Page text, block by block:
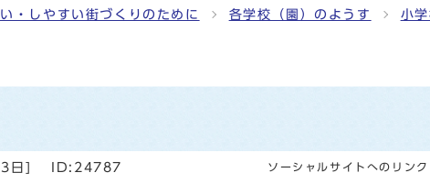
・しやすい街づくりのために 各学校（園）のようす 小
日 ID:24787 ソーシャルサイトへのリン